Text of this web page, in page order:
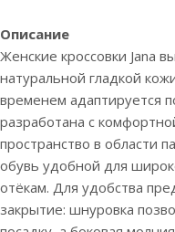
Описание
Женские кроссовки Jana
натуральной гладкой
временем адаптируется
разработана с
пространство в области
обувь удобной для
отёкам. Для удобства
закрытие: шнуровка